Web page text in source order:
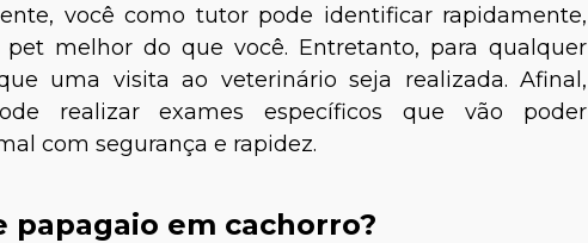
você como tutor pode identificar rapidamente,
melhor do que você. Entretanto, para qualquer
uma visita ao veterinário seja realizada. Afinal,
realizar exames específicos que vão poder
com segurança e rapidez.
papagaio em cachorro?